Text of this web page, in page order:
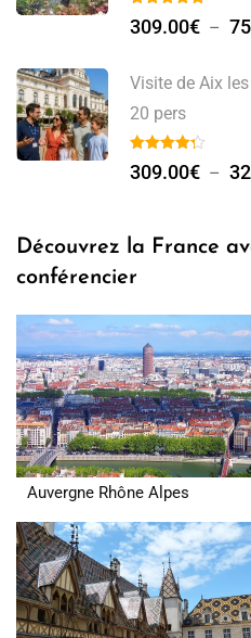
309.00€ –
Visite de Aix
20 pers
309.00€ –
Découvrez la France
conférencier
Auvergne Rhône Alpes